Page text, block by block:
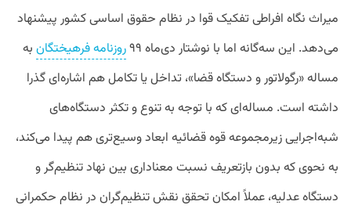
میراث نگاه افراطی تفکیک قوا در نظام حقوق اساسی کشور پیشنهاد
می‌دهد. این سه‌گانه اما با نوشتار دی‌ماه ۹۹
روزنامه فرهیختگان به
مساله «رگولاتور و دستگاه قضا»، تداخل یا تکامل هم اشاره‌ای گذرا
داشته است. مساله‌ای که با توجه‌ به تنوع و تکثر دستگاه‌های
شبه‌اجرایی زیرمجموعه قوه قضائیه ابعاد وسیع‌تری هم پیدا می‌کند،
به‌ نحوی‌ که بدون بازتعریف نسبت معناداری بین نهاد تنظیم‌گر و
دستگاه عدلیه، عملاً امکان تحقق نقش تنظیم‌گران در نظام حکمرانی